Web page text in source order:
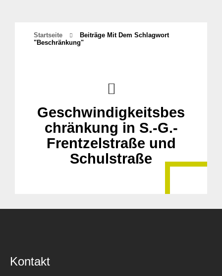
Startseite
Beiträge Mit Dem Schlagwort
"beschränkung"
Geschwindigkeitsbes
chränkung in S.-G.-
Frentzelstraße und
Schulstraße
Kontakt